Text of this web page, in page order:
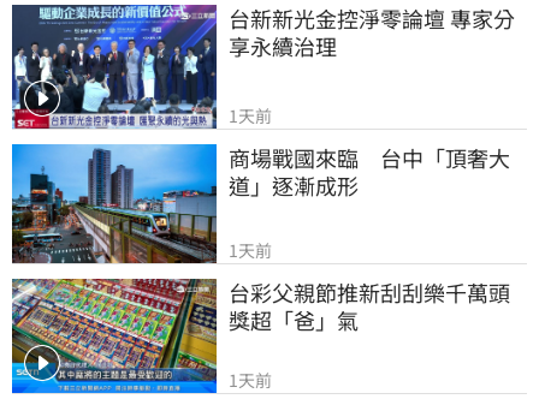
台新新光金控淨零論壇 專家分
享永續治理
1天前
商場戰國來臨　台中「頂奢大
道」逐漸成形
1天前
台彩父親節推新刮刮樂千萬頭
獎超「爸」氣
1天前